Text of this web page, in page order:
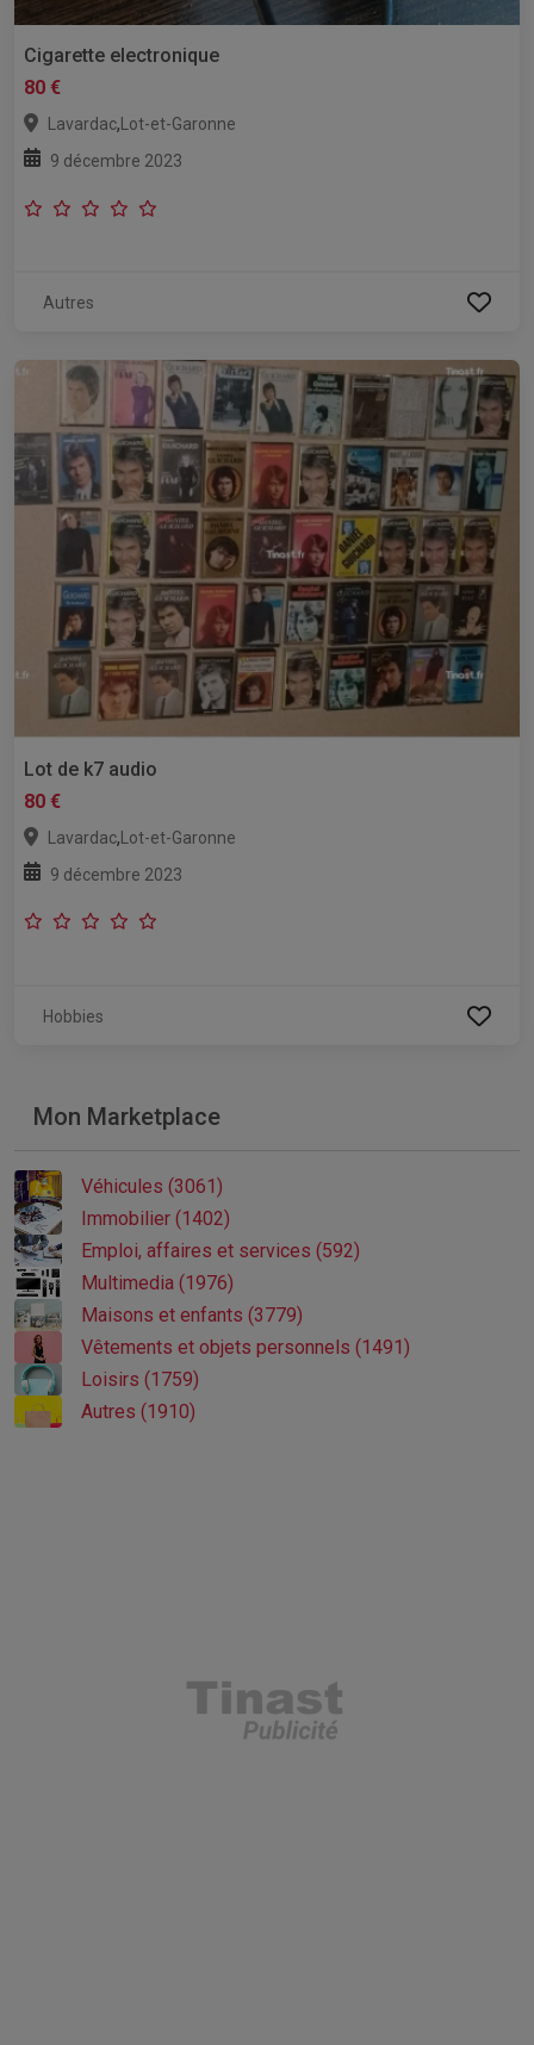
Cigarette electronique
80 €
Lavardac,Lot-et-Garonne
9 décembre 2023
Autres
Lot de k7 audio
80 €
Lavardac, Lot-et-Garonne
9 décembre 2023
Hobbies
Mon Marketplace
Véhicules (3061)
Immobilier (1402)
Emploi, affaires et services (592)
Multimedia (1976)
Maisons et enfants (3779)
Vêtements et objets personnels (1491)
Loisirs (1759)
Autres (1910)